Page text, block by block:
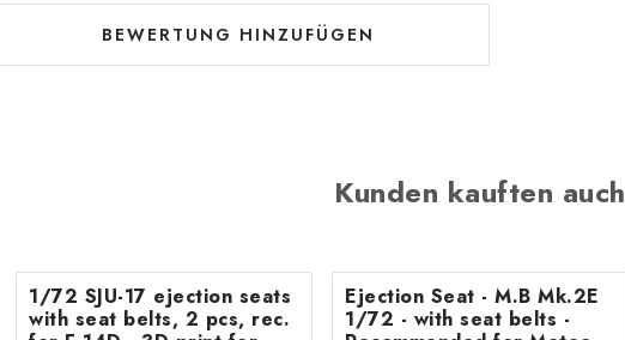
BEWERTUNG HINZUFÜGEN
Kunden kauften auch
1/72 SJU-17 ejection seats
with seat belts, 2 pcs, rec.
Ejection Seat - M.B Mk.2E
1/72 - with seat belts -